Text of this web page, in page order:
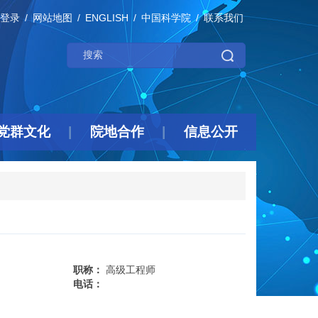
录 网站地图 ENGLISH 中国科学院 联系我们
群文化 院地合作 信息公开
职称： 高级工程师
电话：